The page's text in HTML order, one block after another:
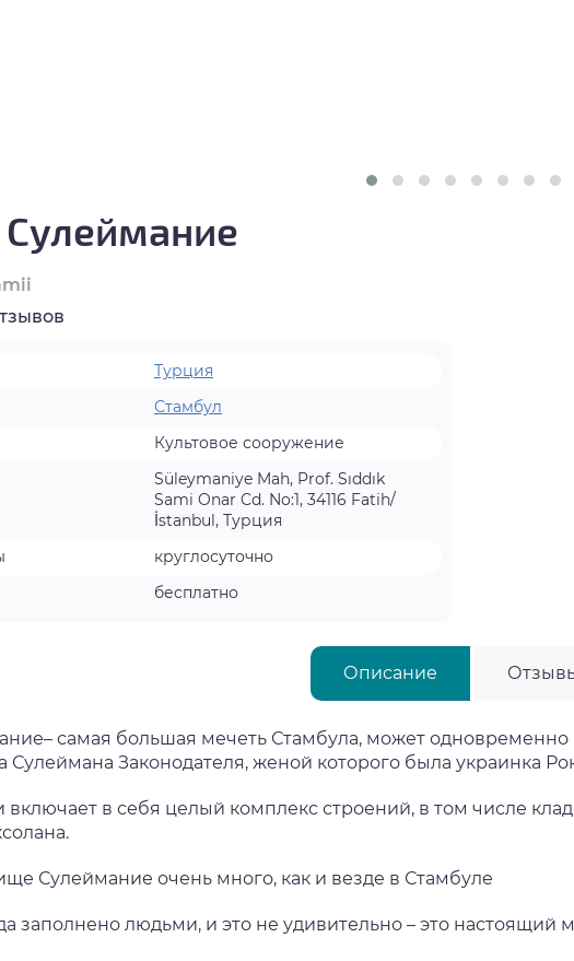
Турция
Стамбул
Культовое сооружение
Süleymaniye Mah, Prof. Sıddık
Sami Onar Cd. No:1, 34116 Fatih/
İstanbul, Турция
круглосуточно
бесплатно
Описание
самая большая мечеть Стамбула, может одновременно
Сулеймана Законодателя, женой которого была украинка
в себя целый комплекс строений, в том числе
Сулеймание очень много, как и везде в Стамбуле
заполнено людьми, и это не удивительно – это настоящий